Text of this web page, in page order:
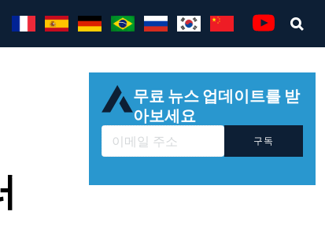
무료 뉴스 업데이트를 받
아보세요
구독